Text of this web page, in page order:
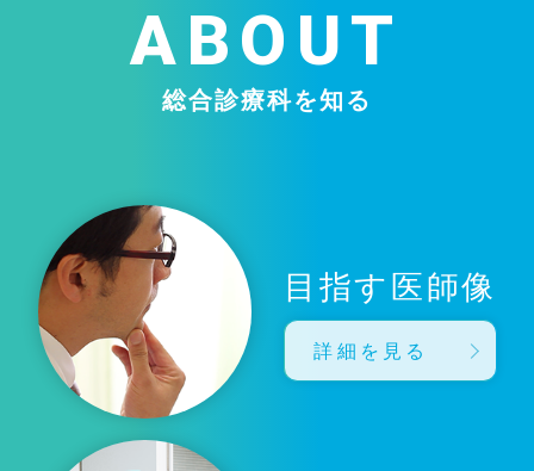
ABOUT
総合診療科を知る
目指す医師像
詳細を見る